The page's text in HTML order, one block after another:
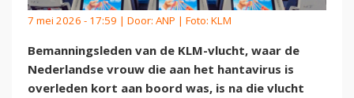
7 mei 2026 - 17:59 | Door: ANP | Foto: KLM
Bemanningsleden van de KLM-vlucht, waar de
Nederlandse vrouw die aan het hantavirus is
overleden kort aan boord was, is na die vlucht